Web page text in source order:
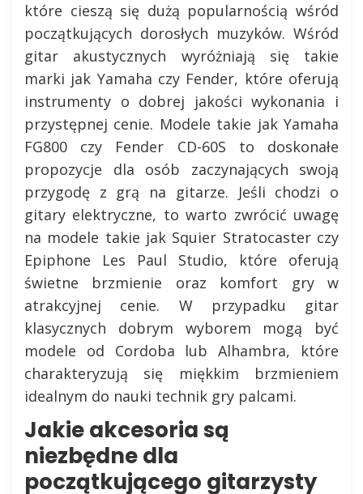
które cieszą się dużą popularnością wśród
początkujących dorosłych muzyków. Wśród
gitar akustycznych wyróżniają się takie
marki jak Yamaha czy Fender, które oferują
instrumenty o dobrej jakości wykonania i
przystępnej cenie. Modele takie jak Yamaha
FG800 czy Fender CD-60S to doskonałe
propozycje dla osób zaczynających swoją
przygodę z grą na gitarze. Jeśli chodzi o
gitary elektryczne, to warto zwrócić uwagę
na modele takie jak Squier Stratocaster czy
Epiphone Les Paul Studio, które oferują
świetne brzmienie oraz komfort gry w
atrakcyjnej cenie. W przypadku gitar
klasycznych dobrym wyborem mogą być
modele od Cordoba lub Alhambra, które
charakteryzują się miękkim brzmieniem
idealnym do nauki technik gry palcami.
Jakie akcesoria są
niezbędne dla
początkującego gitarzysty